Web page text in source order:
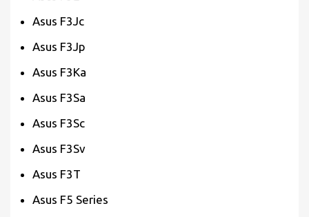
Asus F3Jc
Asus F3Jp
Asus F3Ka
Asus F3Sa
Asus F3Sc
Asus F3Sv
Asus F3T
Asus F5 Series